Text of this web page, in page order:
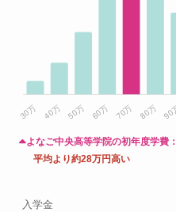
よなご中央高等学院の初年度学費：
平均より約28万円高い
入学金